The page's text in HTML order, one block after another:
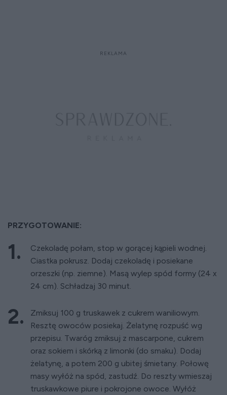
PRZYGOTOWANIE:
Czekoladę połam, stop w gorącej kąpieli wodnej.
Ciastka pokrusz. Dodaj czekoladę i posiekane
orzeszki (np. ziemne). Masą wylep spód formy (24 x
24 cm). Schładzaj 30 minut.
Zmiksuj 100 g truskawek z cukrem waniliowym.
Resztę owoców posiekaj. Żelatynę rozpuść wg
przepisu. Twaróg zmiksuj z mascarpone, cukrem
oraz sokiem i skórką z limonki (do smaku). Dodaj
żelatynę, a potem 200 g ubitej śmietany. Połowę
masy wyłóż na spód, zastudź. Do reszty wmieszaj
truskawkowe piure i pokrojone owoce. Wyłóż